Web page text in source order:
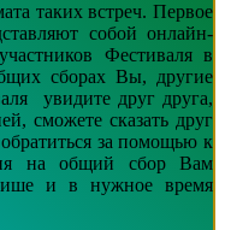
таких встреч. Первое
собой онлайн-
Фестиваля в
сборах Вы, другие
увидите друг друга,
сможете сказать друг
за помощью к
на общий сбор Вам
и в нужное время